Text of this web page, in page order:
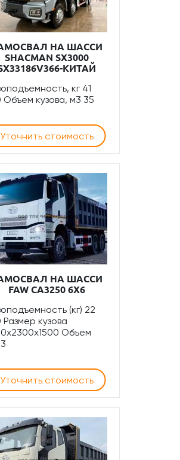
НА ШАССИ
SHACMAN SХ3000
КИТАЙ
кг 41
кузова, м3 35
Уточнить стоимость
НА ШАССИ
FAW CA3250 6Х6
(кг) 22
кузова
Объем
Уточнить стоимость